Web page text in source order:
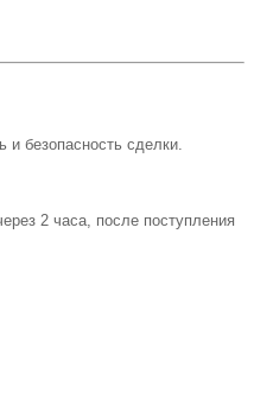
и безопасность сделки.
2 часа, после поступления